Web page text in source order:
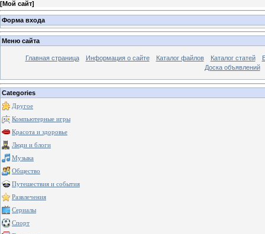
[Мой сайт]
Форма входа
Меню сайта
Главная страница Информация о сайте Каталог файлов Каталог статей
Доска объявлений
Categories
Другое
Компьютерные игры
Красота и здоровье
Люди и блоги
Музыка
Общество
Путешествия и события
Развлечения
Сериалы
Спорт